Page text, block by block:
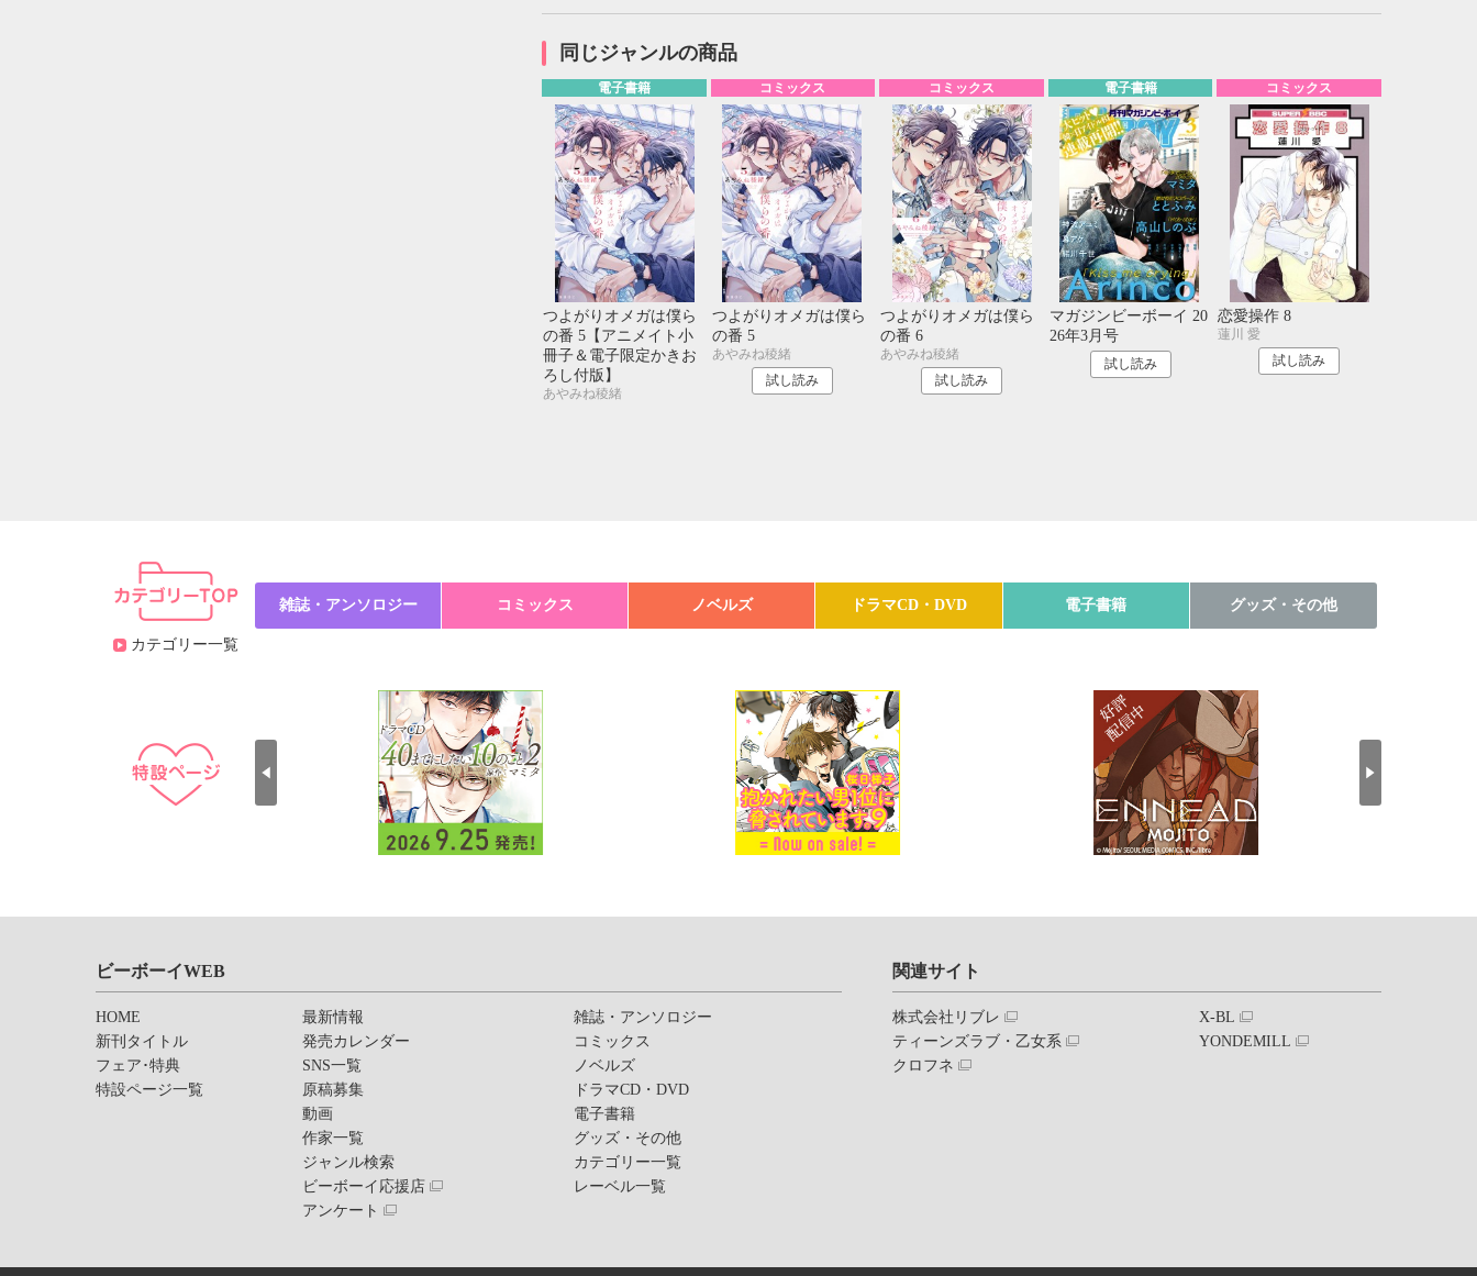
同じジャンルの商品
電子書籍
つよがりオメガは僕ら
の番 5【アニメイト小
冊子＆電子限定かきお
ろし付版】
あやみね稜緒
コミックス
つよがりオメガは僕ら
の番 5
あやみね稜緒
試し読み
コミックス
つよがりオメガは僕ら
の番 6
あやみね稜緒
試し読み
電子書籍
マガジンビーボーイ 20
26年3月号
試し読み
コミックス
恋愛操作 8
蓮川 愛
試し読み
カテゴリー一覧
雑誌・アンソロジー コミックス ノベルズ ドラマCD・DVD 電子書籍 グッズ・その他
ビーボーイWEB
HOME
新刊タイトル
フェア･特典
特設ページ一覧
最新情報
発売カレンダー
SNS一覧
原稿募集
動画
作家一覧
ジャンル検索
ビーボーイ応援店
アンケート
雑誌・アンソロジー
コミックス
ノベルズ
ドラマCD・DVD
電子書籍
グッズ・その他
カテゴリー一覧
レーベル一覧
関連サイト
株式会社リブレ
ティーンズラブ・乙女系
クロフネ
X-BL
YONDEMILL